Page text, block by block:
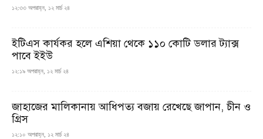
১২:৩৩ অপরাহ্ন, ১২ মার্চ ২৪
ইটিএস কার্যকর হলে এশিয়া থেকে ১১০ কোটি ডলার ট্যাক্স
পাবে ইইউ
১২:১৯ অপরাহ্ন, ১২ মার্চ ২৪
জাহাজের মালিকানায় আধিপত্য বজায় রেখেছে জাপান, চীন ও
গ্রিস
১২:১০ অপরাহ্ন, ১২ মার্চ ২৪